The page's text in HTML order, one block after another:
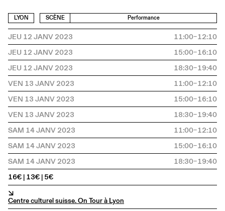
LYON SCÈNE Performance
JEU 12 JANV 2023
11:00–12:10
JEU 12 JANV 2023
15:00–16:10
JEU 12 JANV 2023
18:30–19:40
VEN 13 JANV 2023
11:00–12:10
VEN 13 JANV 2023
15:00–16:10
VEN 13 JANV 2023
18:30–19:40
SAM 14 JANV 2023
11:00–12:10
SAM 14 JANV 2023
15:00–16:10
SAM 14 JANV 2023
18:30–19:40
16€ | 13€ | 5€
↘
Centre culturel suisse. On Tour à Lyon